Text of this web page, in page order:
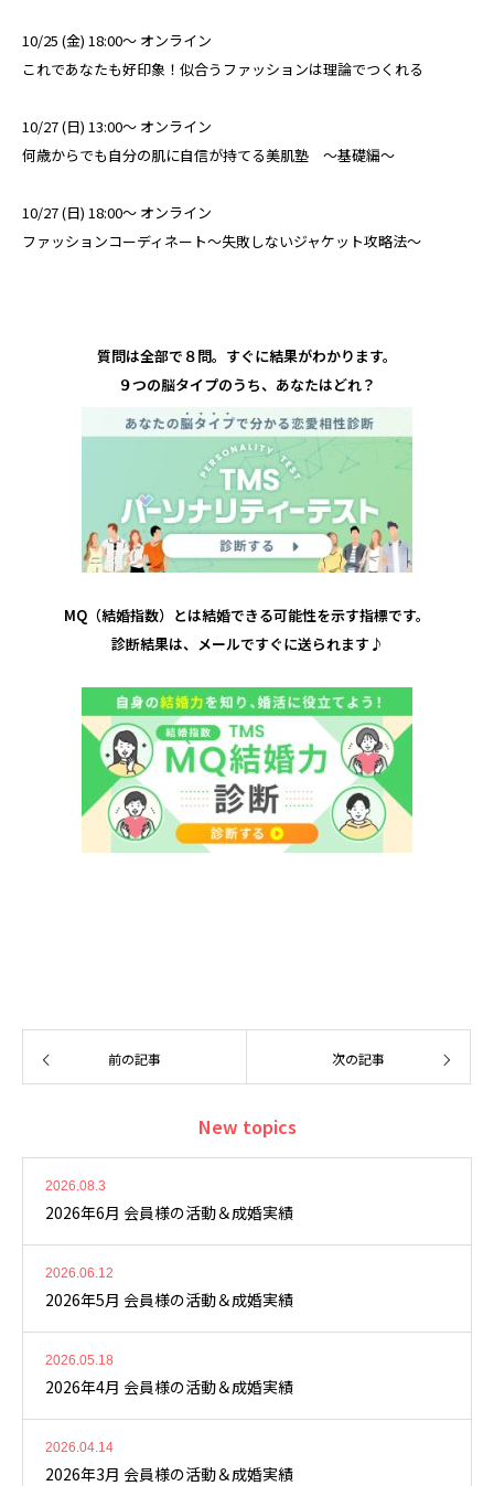
10/25 (金) 18:00～ オンライン
これであなたも好印象！似合うファッションは理論でつくれる
10/27 (日) 13:00～ オンライン
何歳からでも自分の肌に自信が持てる美肌塾 ～基礎編～
10/27 (日) 18:00～ オンライン
ファッションコーディネート～失敗しないジャケット攻略法～
質問は全部で８問。すぐに結果がわかります。
９つの脳タイプのうち、あなたはどれ？
MQ（結婚指数）とは結婚できる可能性を示す指標です。
診断結果は、メールですぐに送られます♪
前の記事 次の記事
New topics
2026.08.3
2026年6月 会員様の活動＆成婚実績
2026.06.12
2026年5月 会員様の活動＆成婚実績
2026.05.18
2026年4月 会員様の活動＆成婚実績
2026.04.14
2026年3月 会員様の活動＆成婚実績